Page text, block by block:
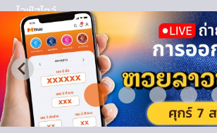
ไลฟ์สไตล์